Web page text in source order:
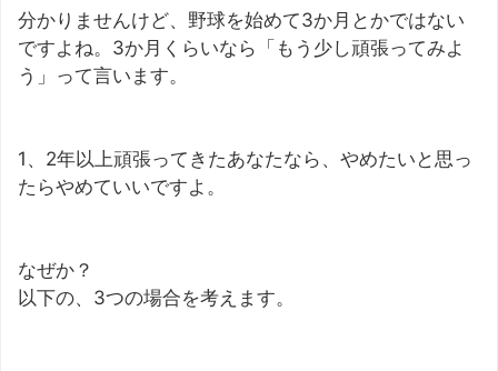
分かりませんけど、野球を始めて3か月とかではない
ですよね。3か月くらいなら「もう少し頑張ってみよ
う」って言います。
1、2年以上頑張ってきたあなたなら、やめたいと思っ
たらやめていいですよ。
なぜか？
以下の、3つの場合を考えます。